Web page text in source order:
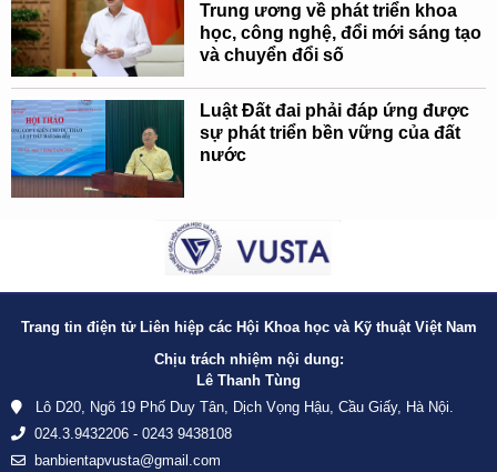
Trung ương về phát triển khoa
học, công nghệ, đổi mới sáng tạo
và chuyển đổi số
Luật Đất đai phải đáp ứng được
sự phát triển bền vững của đất
nước
Trang tin điện tử Liên hiệp các Hội Khoa học và Kỹ thuật Việt Nam
Chịu trách nhiệm nội dung:
Lê Thanh Tùng
Lô D20, Ngõ 19 Phố Duy Tân, Dịch Vọng Hậu, Cầu Giấy, Hà Nội.
024.3.9432206 - 0243 9438108
banbientapvusta@gmail.com